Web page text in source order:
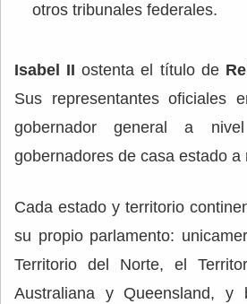
otros tribunales federales.
Isabel II ostenta el título de
Sus representantes oficiales
gobernador general a
gobernadores de casa estado a
Cada estado y territorio
su propio parlamento:
Territorio del Norte, el
Australiana y Queensland, y